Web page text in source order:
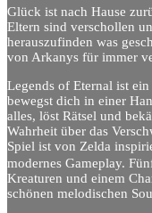
Glück ist nach Hause
Eltern sind verschollen
herauszufinden was
von Arkanys für immer
Legends of Eternal ist
bewegst dich in einer
alles, löst Rätsel und
Wahrheit über das
Spiel ist von Zelda
modernes Gameplay.
Kreaturen und einem
schönen melodischen